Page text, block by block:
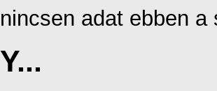
nincsen adat ebben a
Y...